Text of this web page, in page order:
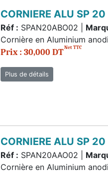
CORNIERE ALU SP
Réf : SPAN20ABO02 |
Cornière en Aluminium
Prix : 30,000 DTNet TTC
Plus de détails
CORNIERE ALU SP
Réf : SPAN20AAO02 |
Cornière en Aluminium